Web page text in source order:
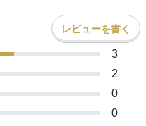
レビューを書く
3
2
0
0